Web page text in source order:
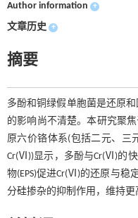
Author information +
文章历史 +
摘要
多酚和铜绿假单胞菌是还原
的影响尚不清楚。本研究聚
原六价铬体系(包括二元、三
Cr(Ⅵ))显示，多酚与Cr(Ⅵ)的
物(EPS)促进Cr(Ⅵ)的还原与
分硅掺杂的抑制作用，维持